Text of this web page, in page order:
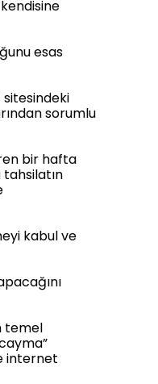
esas
sorumlu
bir hafta
kabul ve
temel
internet